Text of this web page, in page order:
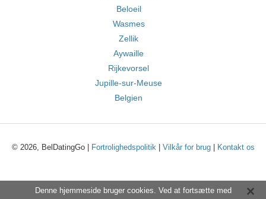
Beloeil
Wasmes
Zellik
Aywaille
Rijkevorsel
Jupille-sur-Meuse
Belgien
© 2026, BelDatingGo | Fortrolighedspolitik| Vilkår for brug| Kontakt os
Denne hjemmeside bruger cookies. Ved at fortsætte med